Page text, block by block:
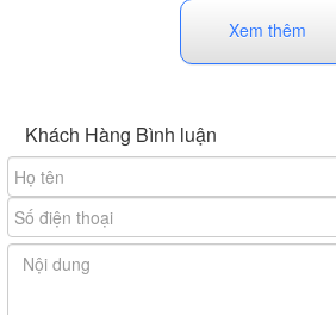
Xem thêm
Khách Hàng Bình luận